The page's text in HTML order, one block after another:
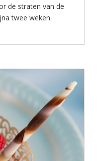
de straten van de
twee weken